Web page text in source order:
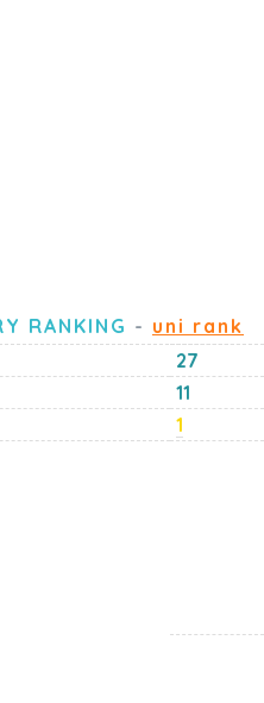
RANKING - uni rank
27
11
1